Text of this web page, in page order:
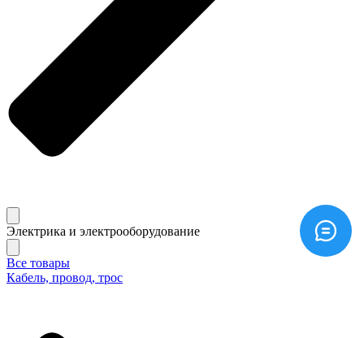
Электрика и электрооборудование
Все товары
Кабель, провод, трос